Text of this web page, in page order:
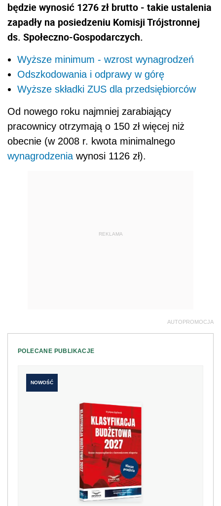
będzie wynosić 1276 zł brutto - takie ustalenia
zapadły na posiedzeniu Komisji Trójstronnej
ds. Społeczno-Gospodarczych.
Wyższe minimum - wzrost wynagrodzeń
Odszkodowania i odprawy w górę
Wyższe składki ZUS dla przedsiębiorców
Od nowego roku najmniej zarabiający
pracownicy otrzymają o 150 zł więcej niż
obecnie (w 2008 r. kwota minimalnego
wynagrodzenia wynosi 1126 zł).
REKLAMA
AUTOPROMOCJA
POLECANE PUBLIKACJE
NOWOŚĆ